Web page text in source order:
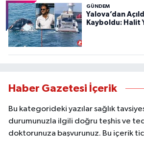
GÜNDEM
Yalova’dan
Kayboldu: Halit
Haber Gazetesi İçerik
Bu kategorideki yazılar sağlık
durumunuzla ilgili doğru teşhis ve
doktorunuza başvurunuz. Bu içerik